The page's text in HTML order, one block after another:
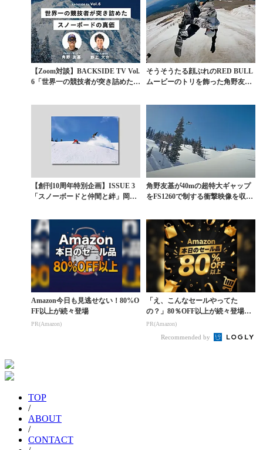
【Zoom対談】BACKSIDE TV Vol.
6「世界一の競技者が突き詰めた
そうそうたる顔ぶれのRED BULL
ムービーのトリを飾った角野友基
【創刊10周年特別企画】ISSUE 3
「スノーボードと仲間と絆」岡本
角野友基が40mの超特大ギャップ
をFS1260で制する衝撃映像を収め
Amazon今日も見逃せない！80%O
FF以上が続々登場
PR(Amazon)
「え、こんなセールやってた
の？」80％OFF以上が続々登場！
Amazonの本気が...
PR(Amazon)
Recommended by
TOP
/
ABOUT
/
CONTACT